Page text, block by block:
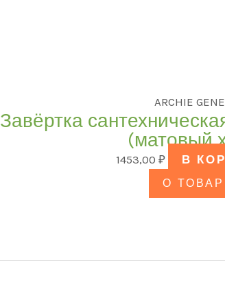
ARCHIE
Завёртка
(матовый
1453,00₽ В
О